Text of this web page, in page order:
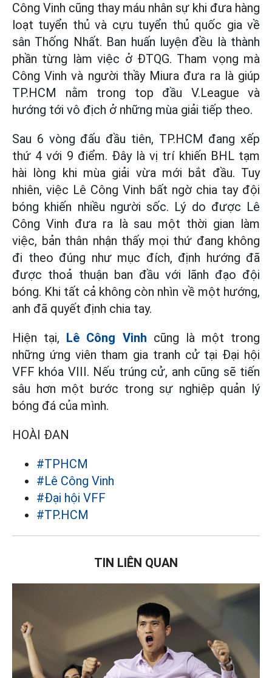
Công Vinh cũng thay máu nhân sự khi đưa hàng
loạt tuyển thủ và cựu tuyển thủ quốc gia về
sân Thống Nhất. Ban huấn luyện đều là thành
phần từng làm việc ở ĐTQG. Tham vọng mà
Công Vinh và người thầy Miura đưa ra là giúp
TP.HCM nằm trong top đầu V.League và
hướng tới vô địch ở những mùa giải tiếp theo.
Sau 6 vòng đấu đầu tiên, TP.HCM đang xếp
thứ 4 với 9 điểm. Đây là vị trí khiến BHL tạm
hài lòng khi mùa giải vừa mới bắt đầu. Tuy
nhiên, việc Lê Công Vinh bất ngờ chia tay đội
bóng khiến nhiều người sốc. Lý do được Lê
Công Vinh đưa ra là sau một thời gian làm
việc, bản thân nhận thấy mọi thứ đang không
đi theo đúng như mục đích, định hướng đã
được thoả thuận ban đầu với lãnh đạo đội
bóng. Khi tất cả không còn nhìn về một hướng,
anh đã quyết định chia tay.
Hiện tại, Lê Công Vinh cũng là một trong
những ứng viên tham gia tranh cử tại Đại hội
VFF khóa VIII. Nếu trúng cử, anh cũng sẽ tiến
sâu hơn một bước trong sự nghiệp quản lý
bóng đá của mình.
HOÀI ĐAN
#TPHCM
#Lê Công Vinh
#Đại hội VFF
#TP.HCM
TIN LIÊN QUAN